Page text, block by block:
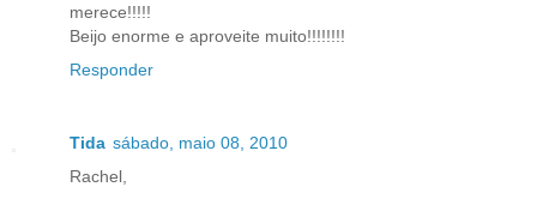
merece!!!!!
Beijo enorme e aproveite muito!!!!!!!!
Responder
Tida sábado, maio 08, 2010
Rachel,